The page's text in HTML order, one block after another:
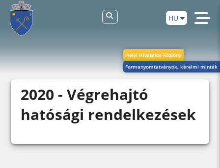
HU
Helyi Hivatalos Közlöny
Formanyomtatványok, kérelmi minták
2020 - Végrehajtó
hatósági rendelkezések